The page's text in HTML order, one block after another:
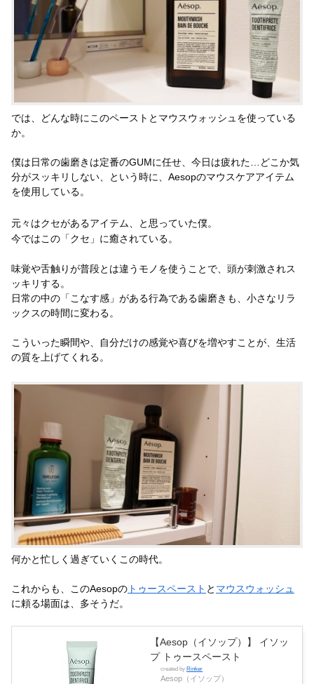
では、どんな時にこのペーストとマウスウォッシュを使っている
か。
僕は日常の歯磨きは定番のGUMに任せ、今日は疲れた…どこか気
分がスッキリしない、という時に、Aesopのマウスケアアイテム
を使用している。
元々はクセがあるアイテム、と思っていた僕。
今ではこの「クセ」に癒されている。
味覚や舌触りが普段とは違うモノを使うことで、頭が刺激されス
ッキリする。
日常の中の「こなす感」がある行為である歯磨きも、小さなリラ
ックスの時間に変わる。
こういった瞬間や、自分だけの感覚や喜びを増やすことが、生活
の質を上げてくれる。
何かと忙しく過ぎていくこの時代。
これからも、このAesopの トゥースペースト と マウスウォッシュ
に頼る場面は、多そうだ。
【Aesop（イソップ）】 イソッ
プ トゥースペースト
created by Rinker
Aesop（イソップ）